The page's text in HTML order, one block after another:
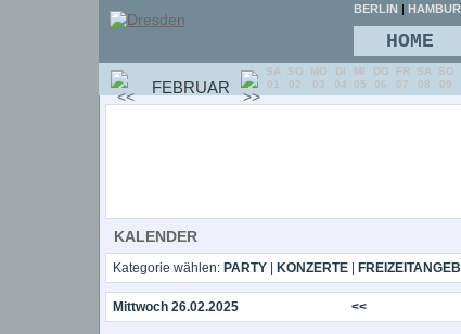
KALENDER
Kategorie wählen: PARTY| KONZERTE|
Mittwoch 26.02.2025 <<
BERLIN |
HOME
FEBRUAR
SA
01
SO
02
MO
03
DI
04
MI
05
DO
06
FR
07
SA
08
SO
09